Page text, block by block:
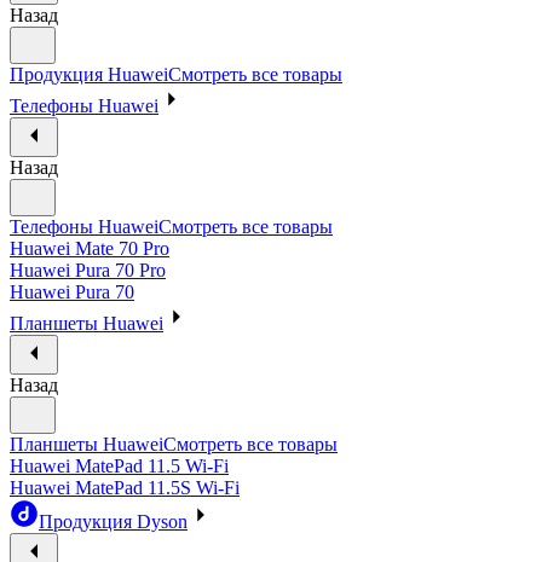
Назад
Продукция HuaweiСмотреть все товары
Телефоны Huawei
Назад
Телефоны HuaweiСмотреть все товары
Huawei Mate 70 Pro
Huawei Pura 70 Pro
Huawei Pura 70
Планшеты Huawei
Назад
Планшеты HuaweiСмотреть все товары
Huawei MatePad 11.5 Wi-Fi
Huawei MatePad 11.5S Wi-Fi
Продукция Dyson